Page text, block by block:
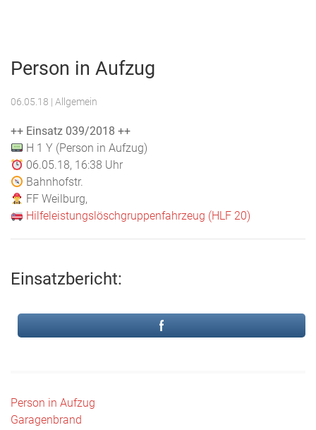
Person in Aufzug
06.05.18 | Allgemein
++ Einsatz 039/2018 ++
H 1 Y (Person in Aufzug)
06.05.18, 16:38 Uhr
Bahnhofstr.
FF Weilburg,
Hilfeleistungslöschgruppenfahrzeug (HLF 20)
Einsatzbericht:
Beitragsnavigation
Person in Aufzug
Garagenbrand